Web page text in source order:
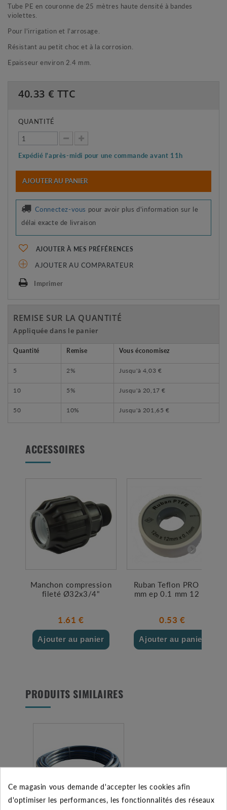
Tube PE en couronne de 25 mètres haute densité à bandes
violettes.
Pour l'irrigation et l'arrosage.
Résistant au petit choc et à la corrosion.
Epaisseur environ 2.4 mm.
40.33 € TTC
QUANTITÉ
Expédié l'après-midi pour une commande avant 11h
AJOUTER AU PANIER
Connectez-vous pour avoir plus d'information sur le
délai exacte de livraison
AJOUTER À MES PRÉFÉRENCES
AJOUTER AU COMPARATEUR
Imprimer
REMISE SUR LA QUANTITÉ
Appliquée dans le panier
Quantité Remise Vous économisez
5 2% Jusqu'à 4,03 €
10 5% Jusqu'à 20,17 €
50 10% Jusqu'à 201,65 €
ACCESSOIRES
Manchon compression
fileté Ø32x3/4"
1.61 €
Ajouter au panier
Ruban Teflon PRO 12
mm ep 0.1 mm 12 ml
0.53 €
Ajouter au panier
PRODUITS SIMILAIRES
Ce magasin vous demande d'accepter les cookies afin
d'optimiser les performances, les fonctionnalités des réseaux